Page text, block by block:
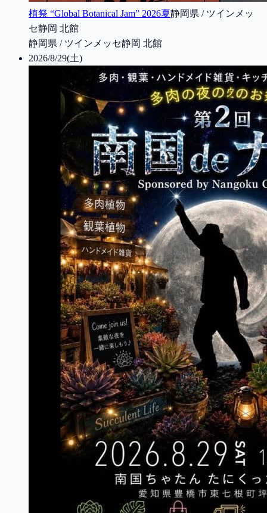
植祭 “Global Botanical Jam” 2026夏静岡県 / ツインメッ
セ静岡 北館
静岡県 / ツインメッセ静岡 北館
2026/8/29(土)